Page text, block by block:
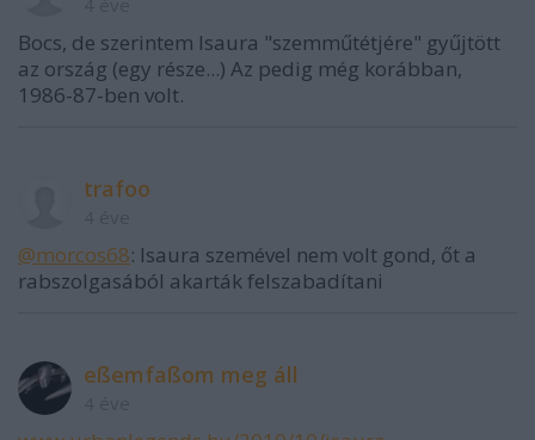
Bocs, de szerintem Isaura "szemműtétjére" gyűjtött
az ország (egy része...) Az pedig még korábban,
1986-87-ben volt.
trafoo
@morcos68: Isaura szemével nem volt gond, őt a
rabszolgasából akarták felszabadítani
eßemfaßom meg áll